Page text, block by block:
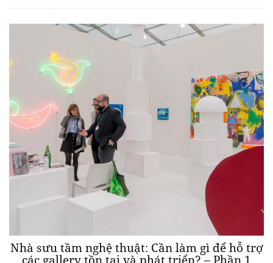
Nhà sưu tầm nghệ thuật: Cần làm gì để hỗ trợ